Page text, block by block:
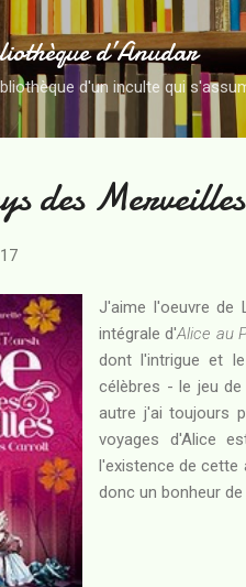
Accéder
d’Anudar
d'un inculte qui
des
J'aime l'oeuvre de
intégrale d'Alice au
dont l'intrigue et
célèbres - le jeu
autre j'ai toujours
voyages d'Alice
l'existence de cette
donc un bonheur